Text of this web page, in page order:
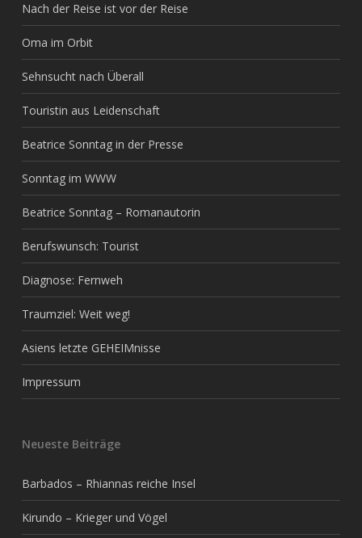
Nach der Reise ist vor der Reise
Oma im Orbit
Sehnsucht nach Überall
Touristin aus Leidenschaft
Beatrice Sonntag in der Presse
Sonntag im WWW
Beatrice Sonntag – Romanautorin
Berufswunsch: Tourist
Diagnose: Fernweh
Traumziel: Weit weg!
Asiens letzte GEHEIMnisse
Impressum
Neueste Beiträge
Barbados – Rhiannas reiche Insel
Kirundo – Krieger und Vögel